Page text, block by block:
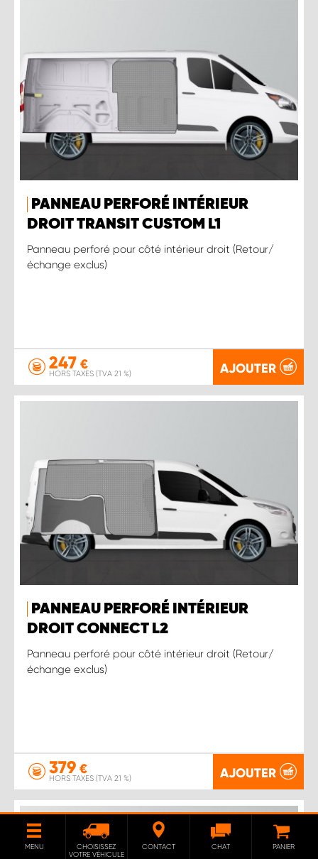
PANNEAU PERFORÉ INTÉRIEUR
DROIT TRANSIT CUSTOM L1
Panneau perforé pour côté intérieur droit (Retour/
échange exclus)
247 €
HORS TAXES (TVA 21 %) AJOUTER
PANNEAU PERFORÉ INTÉRIEUR
DROIT CONNECT L2
Panneau perforé pour côté intérieur droit (Retour/
échange exclus)
379 €
HORS TAXES (TVA 21 %) AJOUTER
MENU
CHOISISSEZ
VOTRE VÉHICULE
CONTACT CHAT PANIER